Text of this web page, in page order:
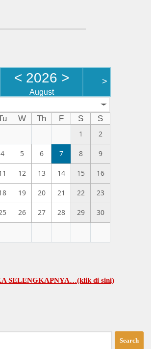
< 2026 >
August
>
W Th F S
S
1
2
4 5 6 7 8 9
12 13 14 15 16
19 20 21 22 23
26 27 28 29 30
di sini)